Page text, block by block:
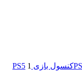
کنسول بازی PS5 1